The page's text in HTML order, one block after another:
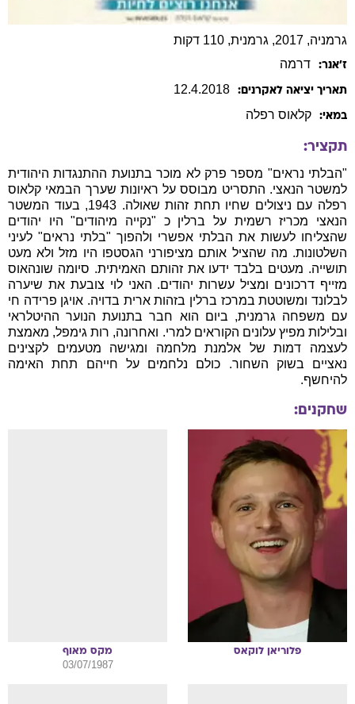
גרמניה, 2017, גרמנית, 110 דקות
ז׳אנר: דרמה
תאריך יציאה לאקרנים: 12.4.2018
במאי: קלאוס רפלה
תקציר:
"הבלתי נראים" מספר פרק לא מוכר בתנועת ההתנגדות היהודית
למשטר הנאצי. התסריט מבוסס על ראיונות שערך הבמאי קלאוס
רפלה עם ניצולים שחיו תחת זהות שאולה. 1943, בעוד המשטר
הנאצי מכריז רשמית על ברלין כ "נקייה מיהודים" היו יהודים
שהצליחו לעשות את הבלתי אפשרי ולהפוך "בלתי נראים" לעיני
השלטונות. מה שהציל אותם מציפורני הגסטפו היו מזל ולא מעט
תושייה. מעטים בלבד ידעו את זהותם האמיתית. סיומה שונהאוס
מזייף דרכונים ומציל עשרות יהודים. האני לוי צובעת את שיערה
לבלונד ומשוטטת במרכז ברלין בזהות ארית בדויה. אויגן פרידה חי
עם משפחה גרמנית, ביום הוא חבר בתנועת הנוער ההיטלראי
ובלילות מפיץ עלונים הקוראים למרי. ואחרונה, רות גימפל, מאמצת
לעצמה דמות של אלמנת מלחמה ומגישה מטעמים לקצינים
נאציים בשוק השחור. כולם נלחמים על חייהם תחת האימה
להיחשף.
שחקנים:
פלוריאן לוקאס מקס מאוף
03/07/1987